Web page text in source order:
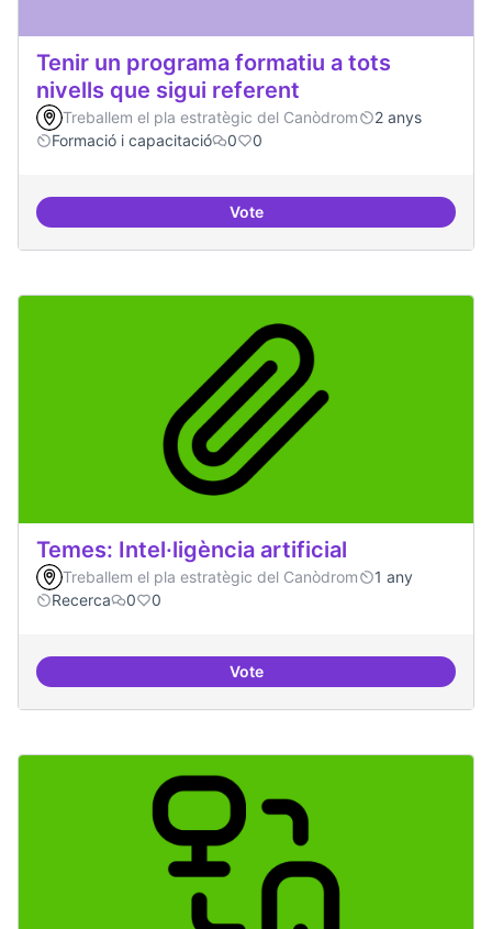
Tenir un programa formatiu a tots
nivells que sigui referent
Treballem el pla estratègic del Canòdrom
2 anys
Formació i capacitació
0 0
VoteTenir un programa formatiu a
Temes: Intel·ligència artificial
Treballem el pla estratègic del Canòdrom
1 any
Recerca
0 0
VoteTemes: Intel·ligència artificial